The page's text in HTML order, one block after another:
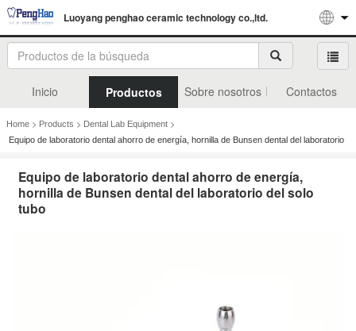
Luoyang penghao ceramic technology co.,ltd.
Inicio Productos Sobre nosotros Contactos
Home > Products > Dental Lab Equipment >
Equipo de laboratorio dental ahorro de energía, hornilla de Bunsen dental del laboratorio
Equipo de laboratorio dental ahorro de energía,
hornilla de Bunsen dental del laboratorio del solo
tubo